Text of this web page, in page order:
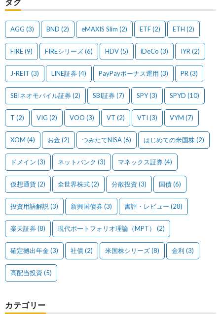
AGG (3) BND (2) eMAXIS Slim (2) ETF(2) ETH (2)
FIRE(9) FIREシリーズ(6) HDV(5) iDeCo (3) IYR (2)
J-REIT (3) LINE証券(4) PayPayボーナス運用 (3) PR (3)
SBIネオモバイル証券(2) SBI証券(7) SPY(3) SPYD (10)
T (2) VIG (2) VOO (3) VT (2) VTI (3) VYM (7)
XOM (4) お金(2) つみたてNISA(6) はじめての米国株(2)
ドメイン (3) ネットバンク (3) マネックス証券(4)
仮想通貨(2) 全世界株式(2) 分散投資 (3) 国債(6)
投資用語解説 (3) 新興国債券(3) 書評・レビュー (28)
楽天証券(8) 現代ポートフォリオ理論（MPT） (2)
確定拠出年金(3) 社債(2) 米国株シリーズ(8) 金利 (3)
高配当投資 (5)
カテゴリー